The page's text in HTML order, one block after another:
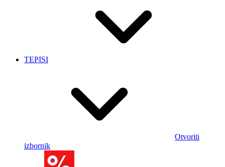
TEPISI
Otvoriti
izbornik